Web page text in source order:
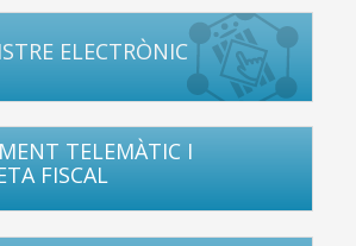
ELECTRÒNIC
TELEMÀTIC I
FISCAL